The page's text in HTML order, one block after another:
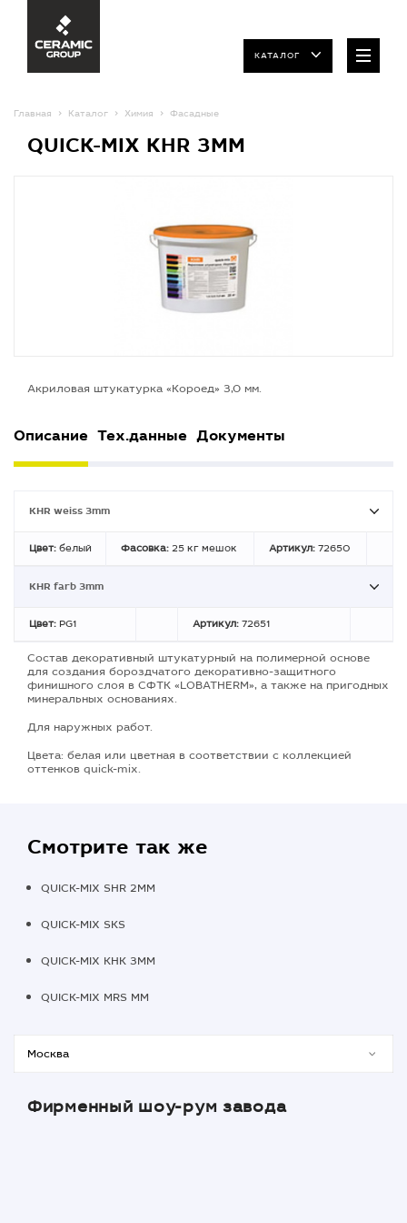
КАТАЛОГ
Главная Каталог Химия Фасадные
QUICK-MIX KHR 3MM
Акриловая штукатурка «Короед» 3,0 мм.
Описание Тех.данные Документы
KHR weiss 3mm
Цвет: белый Фасовка: 25 кг мешок Артикул: 72650
KHR farb 3mm
Цвет: PG1 Артикул: 72651
Состав декоративный штукатурный на полимерной основе
для создания бороздчатого декоративно-защитного
финишного слоя в СФТК «LOBATHERM», а также на пригодных
минеральных основаниях.
Для наружных работ.
Цвета: белая или цветная в соответствии с коллекцией
оттенков quick-mix.
Смотрите так же
QUICK-MIX SHR 2MM
QUICK-MIX SKS
QUICK-MIX KHK 3MM
QUICK-MIX MRS MM
Фирменный шоу-рум завода